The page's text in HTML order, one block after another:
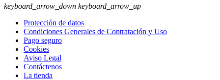
keyboard_arrow_down keyboard_arrow_up
Protección de datos
Condiciones Generales de Contratación y Uso
Pago seguro
Cookies
Aviso Legal
Contáctenos
La tienda